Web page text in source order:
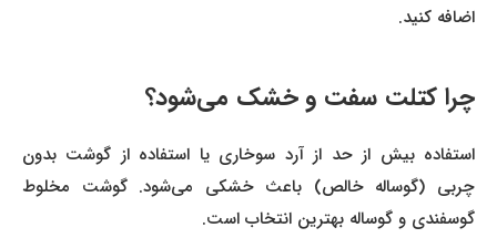
اضافه کنید.
چرا کتلت سفت و خشک می‌شود؟
استفاده بیش از حد از آرد سوخاری یا استفاده از گوشت بدون
چربی (گوساله خالص) باعث خشکی می‌شود. گوشت مخلوط
گوسفندی و گوساله بهترین انتخاب است.